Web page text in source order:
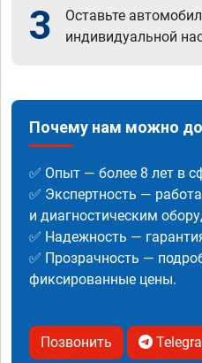
3
Оставьте
индивидуальной
Почему нам можно
✅ Опыт — более 8 лет в
✅ Экспертность —
и диагностическим
✅ Надежность —
✅ Прозрачность —
фиксированные цены.
Позвонить